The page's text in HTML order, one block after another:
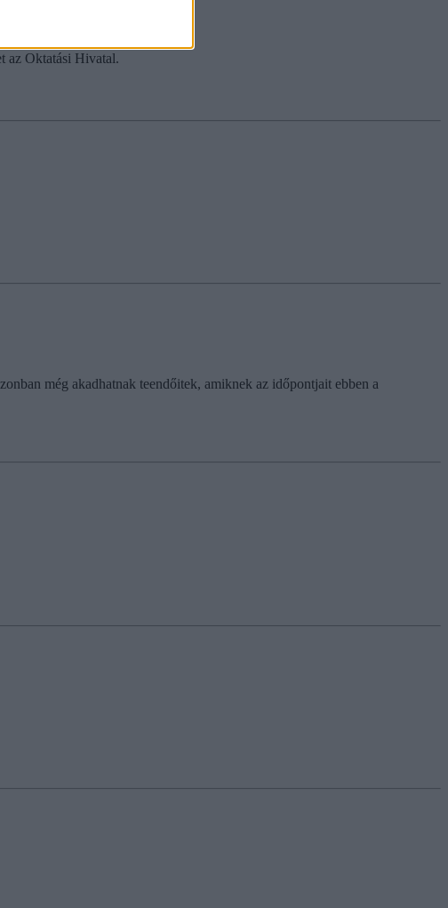
az Oktatási Hivatal.
még akadhatnak teendőitek, amiknek az időpontjait ebben a